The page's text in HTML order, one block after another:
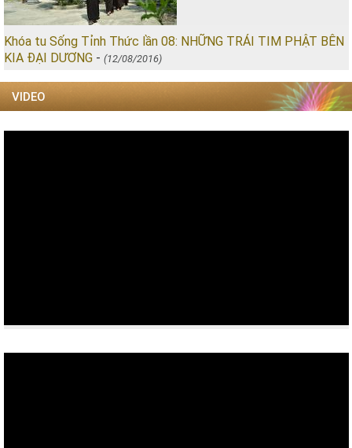
Khóa tu Sống Tỉnh Thức lần 08: NHỮNG TRÁI TIM PHẬT BÊN
KIA ĐẠI DƯƠNG - (12/08/2016)
VIDEO